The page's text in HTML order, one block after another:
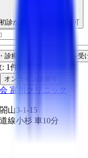
初診からオンライン診療可
診療所から再診コードを受
: 1件)
オンライン診療可
富川クリニック
山3-1-15
線小杉 車10分